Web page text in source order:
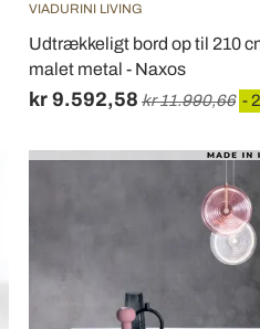
VIADURINI LIVING
Udtrækkeligt bord op til 210
malet metal - Naxos
kr 9.592,58 kr 11.990,66 -